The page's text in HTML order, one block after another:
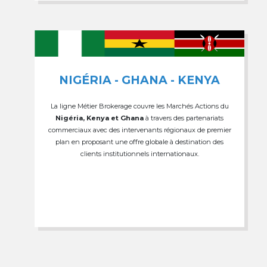
NIGÉRIA - GHANA - KENYA
La ligne Métier Brokerage couvre les Marchés Actions du
Nigéria, Kenya et Ghana à travers des partenariats
commerciaux avec des intervenants régionaux de premier
plan en proposant une offre globale à destination des
clients institutionnels internationaux.